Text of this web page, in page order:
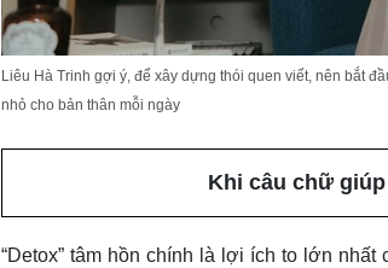
Liêu Hà Trinh gợi ý, để xây dựng thói quen viết, nên bắt
nhỏ cho bản thân mỗi ngày
Khi câu chữ
“Detox” tâm hồn chính là lợi ích to lớn